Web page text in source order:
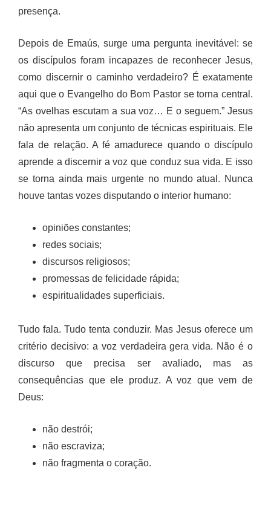
presença.
Depois de Emaús, surge uma pergunta inevitável: se
os discípulos foram incapazes de reconhecer Jesus,
como discernir o caminho verdadeiro? É exatamente
aqui que o Evangelho do Bom Pastor se torna central.
“As ovelhas escutam a sua voz… E o seguem.” Jesus
não apresenta um conjunto de técnicas espirituais. Ele
fala de relação. A fé amadurece quando o discípulo
aprende a discernir a voz que conduz sua vida. E isso
se torna ainda mais urgente no mundo atual. Nunca
houve tantas vozes disputando o interior humano:
opiniões constantes;
redes sociais;
discursos religiosos;
promessas de felicidade rápida;
espiritualidades superficiais.
Tudo fala. Tudo tenta conduzir. Mas Jesus oferece um
critério decisivo: a voz verdadeira gera vida. Não é o
discurso que precisa ser avaliado, mas as
consequências que ele produz. A voz que vem de
Deus:
não destrói;
não escraviza;
não fragmenta o coração.